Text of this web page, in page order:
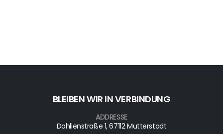
BLEIBEN WIR IN VERBINDUNG
ADDRESSE
Dahlienstraße 1, 67112 Mutterstadt